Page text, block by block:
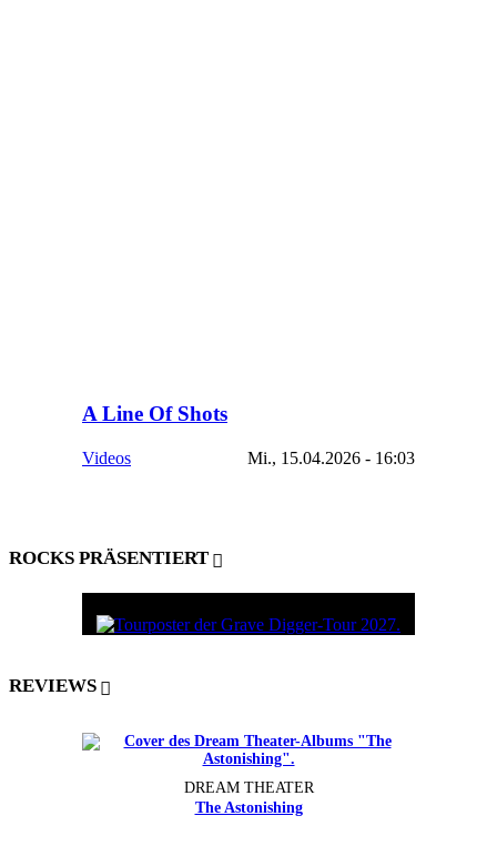
A Line Of Shots
Videos Mi., 15.04.2026 - 16:03
ROCKS PRÄSENTIERT
REVIEWS
DREAM THEATER
The Astonishing